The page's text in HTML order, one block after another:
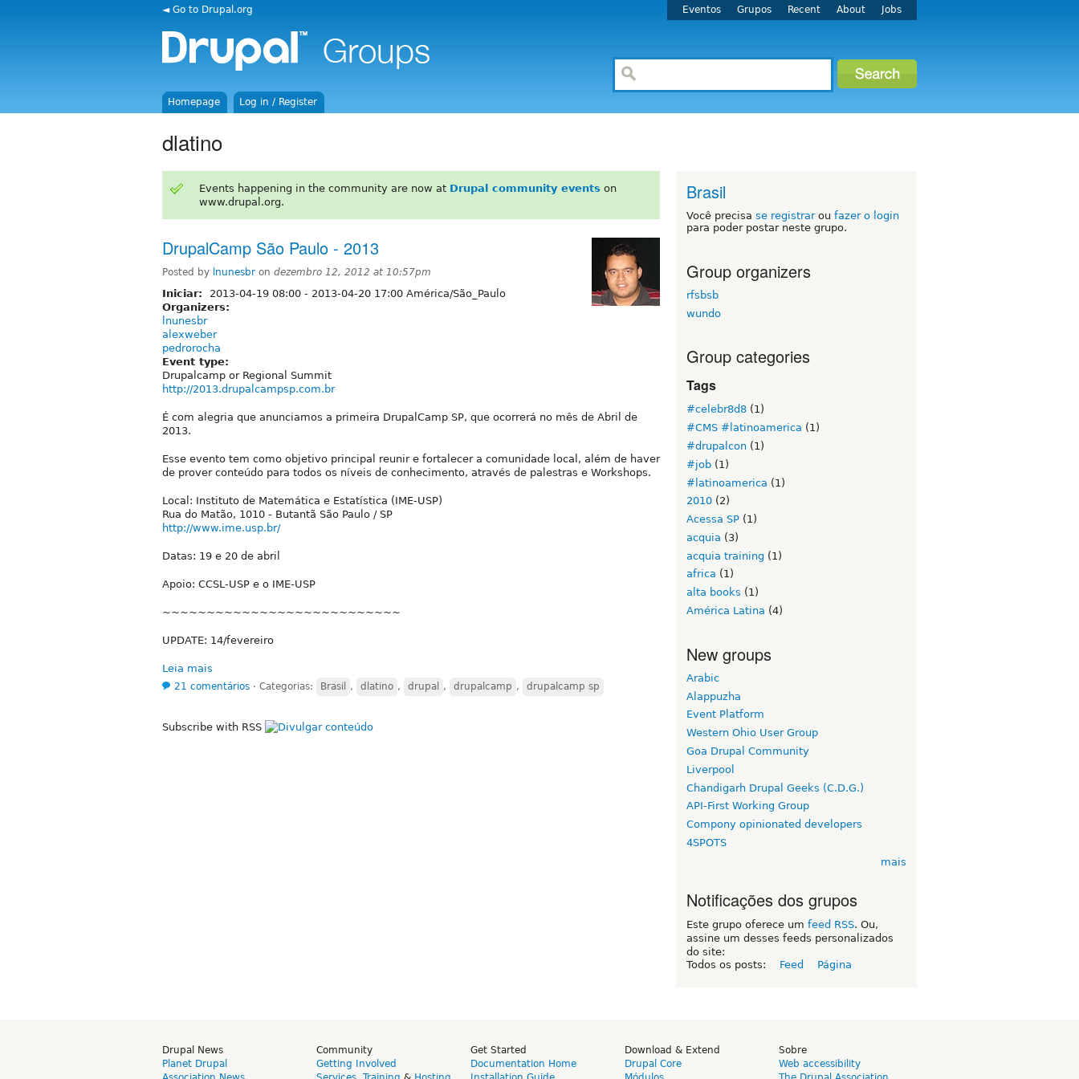
◄ Go to Drupal.org Eventos Grupos Recent About Jobs
Homepage Log in / Register
dlatino
Events happening in the community are now at Drupal community events on
www.drupal.org.
DrupalCamp São Paulo - 2013
Posted by lnunesbr on dezembro 12, 2012 at 10:57pm
Iniciar: 2013-04-19 08:00 - 2013-04-20 17:00 América/São_Paulo
Organizers:
lnunesbr
alexweber
pedrorocha
Event type:
Drupalcamp or Regional Summit
http://2013.drupalcampsp.com.br
É com alegria que anunciamos a primeira DrupalCamp SP, que ocorrerá no mês de Abril de
2013.
Esse evento tem como objetivo principal reunir e fortalecer a comunidade local, além de haver
de prover conteúdo para todos os níveis de conhecimento, através de palestras e Workshops.
Local: Instituto de Matemática e Estatística (IME-USP)
Rua do Matão, 1010 - Butantã São Paulo / SP
http://www.ime.usp.br/
Datas: 19 e 20 de abril
Apoio: CCSL-USP e o IME-USP
~~~~~~~~~~~~~~~~~~~~~~~~~~~
UPDATE: 14/fevereiro
Leia mais
21 comentários ⋅ Categorias: Brasil , dlatino , drupal , drupalcamp , drupalcamp sp
Subscribe with RSS
Brasil
Você precisa se registrarou fazer o login
para poder postar neste grupo.
Group organizers
rfsbsb
wundo
Group categories
Tags
#celebr8d8 (1)
#CMS #latinoamerica (1)
#drupalcon (1)
#job (1)
#latinoamerica (1)
2010 (2)
Acessa SP (1)
acquia (3)
acquia training (1)
africa (1)
alta books (1)
América Latina (4)
New groups
Arabic
Alappuzha
Event Platform
Western Ohio User Group
Goa Drupal Community
Liverpool
Chandigarh Drupal Geeks (C.D.G.)
API-First Working Group
Compony opinionated developers
4SPOTS
mais
Notificações dos grupos
Este grupo oferece um feed RSS. Ou,
assine um desses feeds personalizados
do site:
Todos os posts:
Feed Página
Drupal News
Planet Drupal
Community
Getting Involved
Get Started
Documentation Home
Download & Extend
Drupal Core
Sobre
Web accessibility